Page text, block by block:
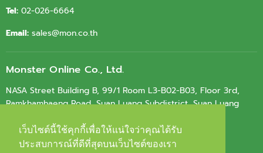
เว็บไซต์นี้ใช้คุกกี้เพื่อให้แน่ใจว่าคุณได้รับ
ประสบการณ์ที่ดีที่สุดบนเว็บไซต์ของเรา
เว็บไซต์นี้ใช้คุกกี้เพื่อให้แน่ใจว่าคุณได้รับ
ประสบการณ์ที่ดีที่สุดบนเว็บไซต์ของเรา
Tel: 02-026-6664
Email: sales@mon.co.th
Monster Online Co., Ltd.
NASA Street Building B, 99/1 Room L3-B02-B03, Floor 3rd,
Ramkhamhaeng Road, Suan Luang Subdistrict, Suan Luang
Tax ID.
0105564010603